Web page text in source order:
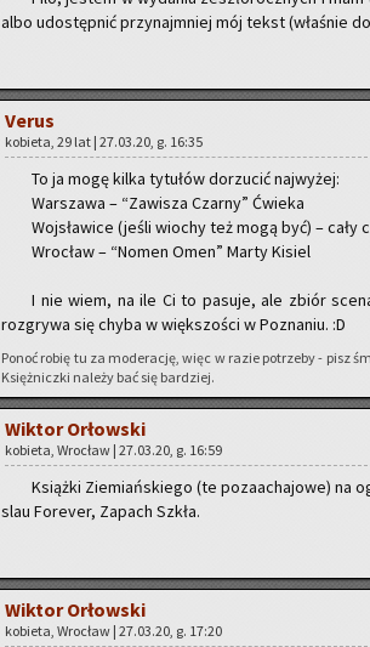
albo udo­stęp­nić przy­naj­mniej mój tekst (wła­śnie
Verus
ko­bie­ta, 29 lat | 27.03.20, g. 16:35
To ja mogę kilka ty­tu­łów do­rzu­cić naj­wy­żej:
War­sza­wa – “Za­wi­sza Czar­ny” Ćwie­ka
Woj­sła­wi­ce (jeśli wio­chy też mogą być) –
Wro­cław – “Nomen Omen” Marty Ki­siel
I nie wiem, na ile Ci to pa­su­je, ale zbiór
roz­gry­wa się chyba w więk­szo­ści w Po­zna­niu. :D
Ponoć robię tu za mo­de­ra­cję, więc w razie po­trze­by - pisz
Księż­nicz­ki na­le­ży bać się bar­dziej.
Wik­tor Or­łow­ski
ko­bie­ta, Wro­cław | 27.03.20, g. 16:59
Książ­ki Zie­miań­skie­go (te po­za­acha­jo­we) na
slau Fo­re­ver, Za­pach Szkła.
Wik­tor Or­łow­ski
ko­bie­ta, Wro­cław | 27.03.20, g. 17:20